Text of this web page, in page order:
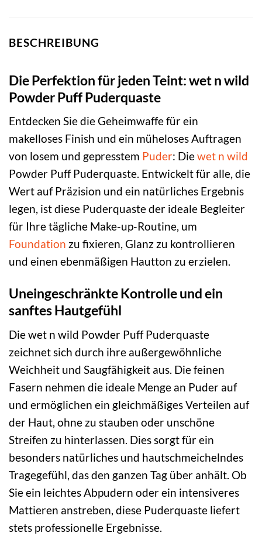
BESCHREIBUNG
Die Perfektion für jeden Teint: wet n wild
Powder Puff Puderquaste
Entdecken Sie die Geheimwaffe für ein
makelloses Finish und ein müheloses Auftragen
von losem und gepresstem Puder: Diewet n wild
Powder Puff Puderquaste. Entwickelt für alle, die
Wert auf Präzision und ein natürliches Ergebnis
legen, ist diese Puderquaste der ideale Begleiter
für Ihre tägliche Make-up-Routine, um
Foundation zu fixieren, Glanz zu kontrollieren
und einen ebenmäßigen Hautton zu erzielen.
Uneingeschränkte Kontrolle und ein
sanftes Hautgefühl
Die wet n wild Powder Puff Puderquaste
zeichnet sich durch ihre außergewöhnliche
Weichheit und Saugfähigkeit aus. Die feinen
Fasern nehmen die ideale Menge an Puder auf
und ermöglichen ein gleichmäßiges Verteilen auf
der Haut, ohne zu stauben oder unschöne
Streifen zu hinterlassen. Dies sorgt für ein
besonders natürliches und hautschmeichelndes
Tragegefühl, das den ganzen Tag über anhält. Ob
Sie ein leichtes Abpudern oder ein intensiveres
Mattieren anstreben, diese Puderquaste liefert
stets professionelle Ergebnisse.